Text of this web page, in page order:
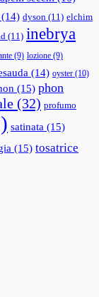
(14) dyson (11) elchim
(11) inebrya
(9) lozione (9)
(14) oyster (10)
(15) phon
(32) profumo
satinata (15)
(15) tosatrice